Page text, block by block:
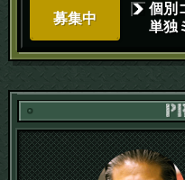
募集中
個別
単独